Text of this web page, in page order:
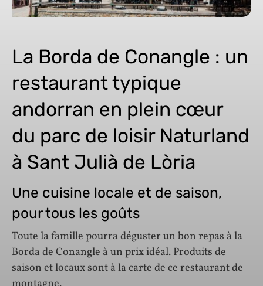
La Borda de Conangle : un
restaurant typique
andorran en plein cœur
du parc de loisir Naturland
à Sant Julià de Lòria
Une cuisine locale et de saison,
pour tous les goûts
Toute la famille pourra déguster un bon repas à la
Borda de Conangle à un prix idéal. Produits de
saison et locaux sont à la carte de ce restaurant de